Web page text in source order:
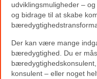
udviklingsmuligheder –
og bidrage til at skabe
Der kan være mange
bæredygtighed. Du er
konsulent – eller noget